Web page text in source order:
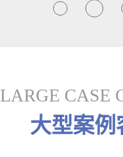
LARGE CASE
大型案例